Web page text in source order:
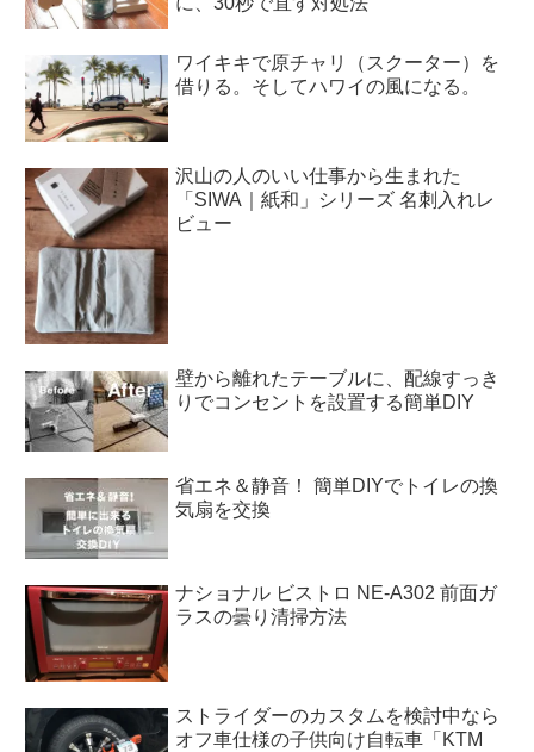
ワイキキで原チャリ（スクーター）を
借りる。そしてハワイの風になる。
沢山の人のいい仕事から生まれた
「SIWA｜紙和」シリーズ 名刺入れレ
ビュー
壁から離れたテーブルに、配線すっき
りでコンセントを設置する簡単DIY
省エネ＆静音！ 簡単DIYでトイレの換
気扇を交換
ナショナル ビストロ NE-A302 前面ガ
ラスの曇り清掃方法
ストライダーのカスタムを検討中なら
オフ車仕様の子供向け自転車「KTM